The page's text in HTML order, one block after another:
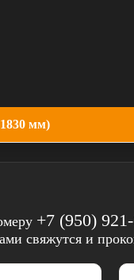
мм)
+7 (950)
свяжутся и